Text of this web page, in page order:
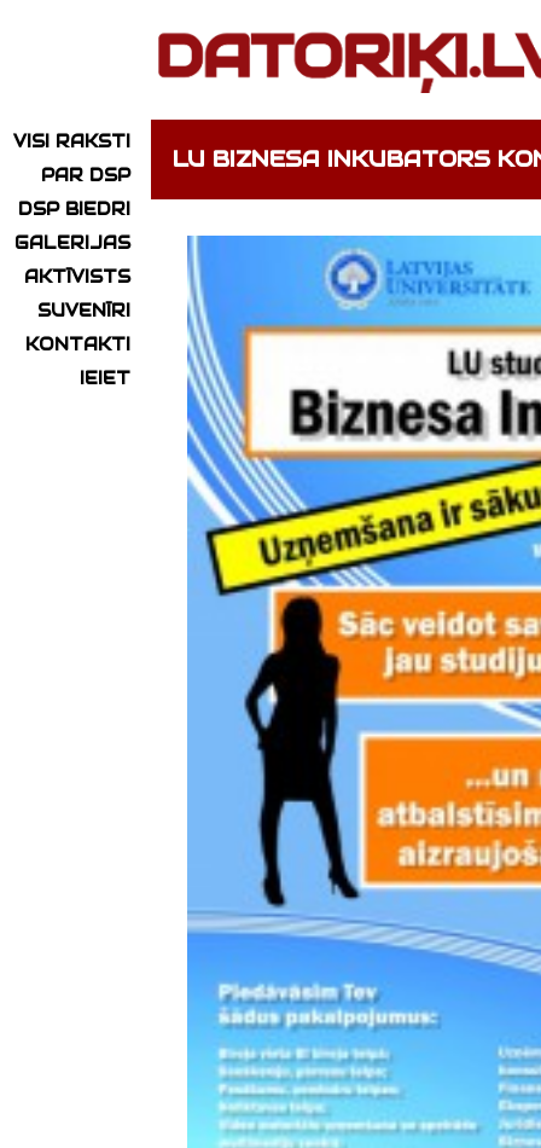
VISI RAKSTI
PAR DSP
DSP BIEDRI
GALERIJAS
AKTĪVISTS
SUVENĪRI
KONTAKTI
IEIET
LU BIZNESA INKUBATORS